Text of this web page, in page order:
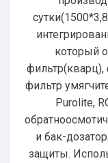
который
фильтр
Purolite,
и бак-
защиты.